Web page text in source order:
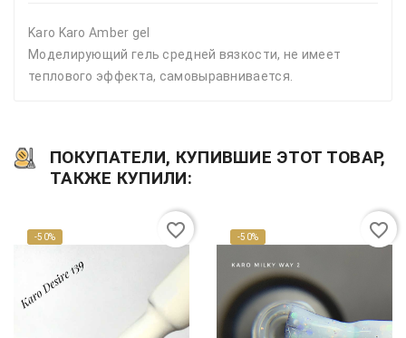
Karo Karo Amber gel
Моделирующий гель средней вязкости, не имеет
теплового эффекта, самовыравнивается.
ПОКУПАТЕЛИ, КУПИВШИЕ ЭТОТ ТОВАР,
ТАКЖЕ КУПИЛИ:
-50% favorite_border -50% favorite_border